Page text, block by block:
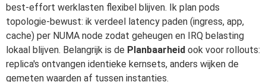
best-effort werklasten flexibel blijven. Ik plan pods
topologie-bewust: ik verdeel latency paden (ingress, app,
cache) per NUMA node zodat geheugen en IRQ belasting
lokaal blijven. Belangrijk is de Planbaarheid ook voor rollouts:
replica's ontvangen identieke kernsets, anders wijken de
gemeten waarden af tussen instanties.